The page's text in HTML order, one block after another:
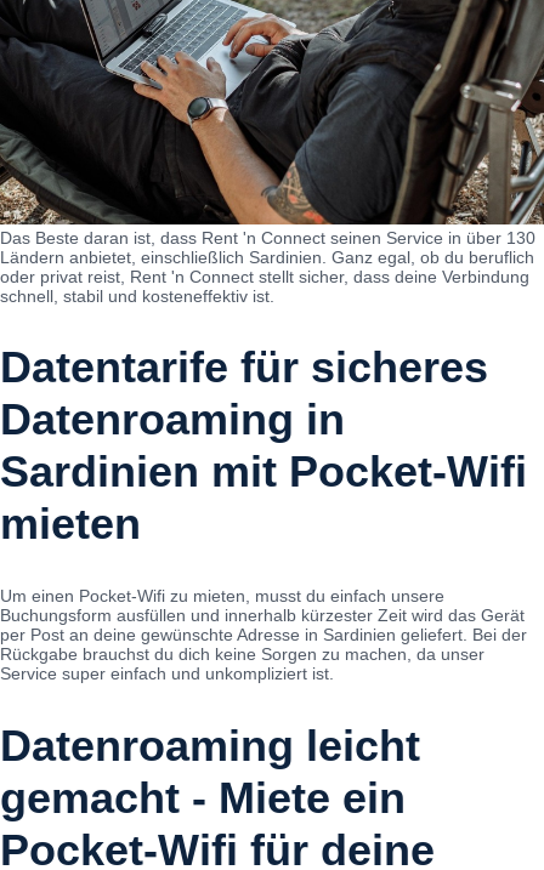
Das Beste daran ist, dass Rent 'n Connect seinen Service in über 130
Ländern anbietet, einschließlich Sardinien. Ganz egal, ob du beruflich
oder privat reist, Rent 'n Connect stellt sicher, dass deine Verbindung
schnell, stabil und kosteneffektiv ist.
Datentarife für sicheres
Datenroaming in
Sardinien mit Pocket-Wifi
mieten
Um einen Pocket-Wifi zu mieten, musst du einfach unsere
Buchungsform ausfüllen und innerhalb kürzester Zeit wird das Gerät
per Post an deine gewünschte Adresse in Sardinien geliefert. Bei der
Rückgabe brauchst du dich keine Sorgen zu machen, da unser
Service super einfach und unkompliziert ist.
Datenroaming leicht
gemacht - Miete ein
Pocket-Wifi für deine